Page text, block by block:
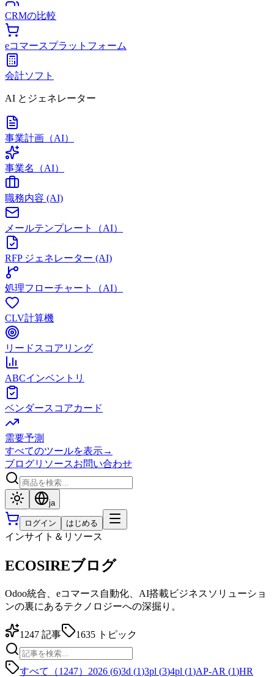
CRMの比較
eコマースプラットフォーム
会計ソフト
AI とジェネレーター
事業計画（AI）
事業名（AI）
職務内容 (AI)
メールテンプレート（AI）
RFP ジェネレーター (AI)
処理フローチャート（AI）
CLV計算機
リードスコアリング
ABCインベントリ
ベンダースコアカード
需要予測
すべてのツールを表示→
ブログリソースお問い合わせ
ja
ログイン はじめる
インサイト＆リソース
ECOSIREブログ
Odoo統合、eコマース自動化、AI搭載ビジネスソリューショ
ンの裏にあるテクノロジーへの深掘り。
1247 記事 1635 トピック
すべて（1247） 2026 (6)3d (1)3pl (3)4pl (1)AP-AR (1)HR